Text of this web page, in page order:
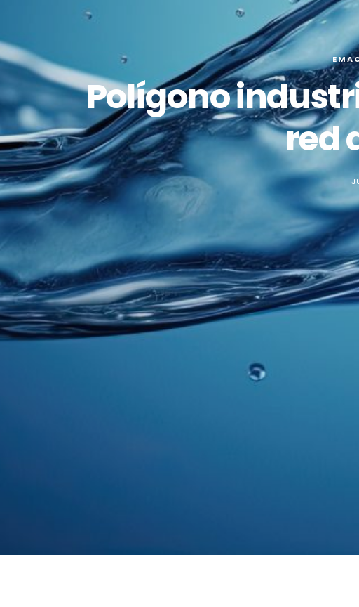
Polígono
red